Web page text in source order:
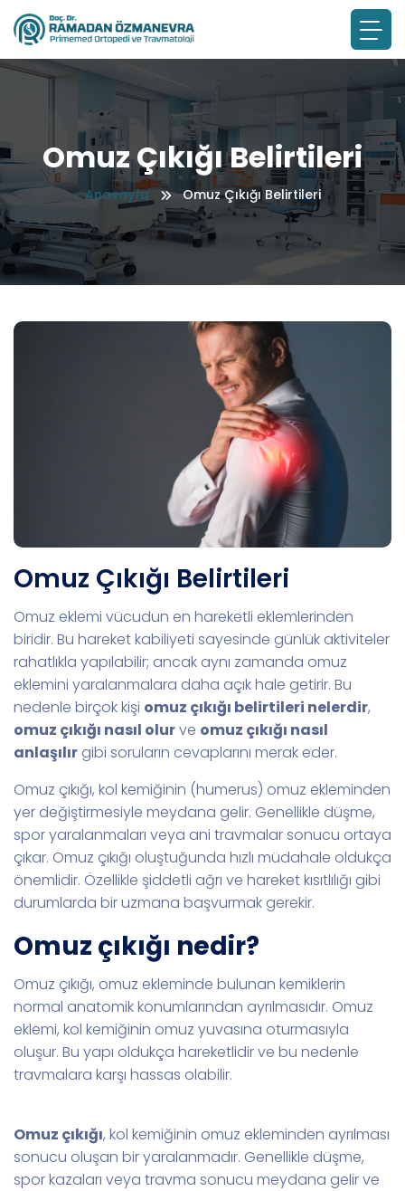
Omuz Çıkığı Belirtileri
Anasayfa Omuz Çıkığı Belirtileri
Omuz Çıkığı Belirtileri
Omuz eklemi vücudun en hareketli eklemlerinden
biridir. Bu hareket kabiliyeti sayesinde günlük aktiviteler
rahatlıkla yapılabilir; ancak aynı zamanda omuz
eklemini yaralanmalara daha açık hale getirir. Bu
nedenle birçok kişi omuz çıkığı belirtileri nelerdir,
omuz çıkığı nasıl olurve omuz çıkığı nasıl
anlaşılır gibi soruların cevaplarını merak eder.
Omuz çıkığı, kol kemiğinin (humerus) omuz ekleminden
yer değiştirmesiyle meydana gelir. Genellikle düşme,
spor yaralanmaları veya ani travmalar sonucu ortaya
çıkar. Omuz çıkığı oluştuğunda hızlı müdahale oldukça
önemlidir. Özellikle şiddetli ağrı ve hareket kısıtlılığı gibi
durumlarda bir uzmana başvurmak gerekir.
Omuz çıkığı nedir?
Omuz çıkığı, omuz ekleminde bulunan kemiklerin
normal anatomik konumlarından ayrılmasıdır. Omuz
eklemi, kol kemiğinin omuz yuvasına oturmasıyla
oluşur. Bu yapı oldukça hareketlidir ve bu nedenle
travmalara karşı hassas olabilir.
Omuz çıkığı, kol kemiğinin omuz ekleminden ayrılması
sonucu oluşan bir yaralanmadır. Genellikle düşme,
spor kazaları veya travma sonucu meydana gelir ve